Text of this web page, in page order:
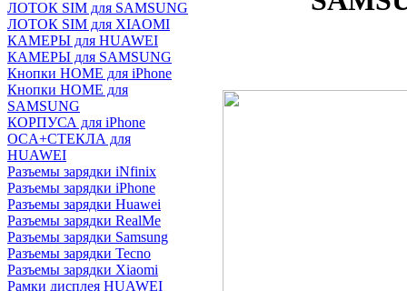
ЛОТОК SIM для SAMSUNG
ЛОТОК SIM для XIAOMI
КАМЕРЫ для HUAWEI
КАМЕРЫ для SAMSUNG
Кнопки HOME для iPhone
Кнопки HOME для
SAMSUNG
КОРПУСА для iPhone
OCA+СТЕКЛА для
HUAWEI
Разъемы зарядки iNfinix
Разъемы зарядки iPhone
Разъемы зарядки Huawei
Разъемы зарядки RealMe
Разъемы зарядки Samsung
Разъемы зарядки Tecno
Разъемы зарядки Xiaomi
Рамки дисплея HUAWEI